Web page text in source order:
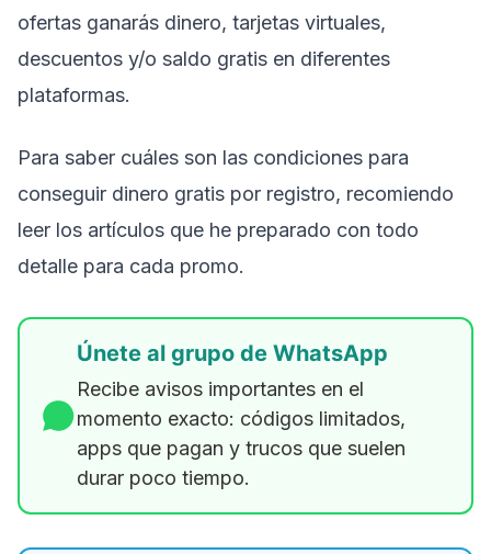
ofertas ganarás dinero, tarjetas virtuales,
descuentos y/o saldo gratis en diferentes
plataformas.
Para saber cuáles son las condiciones para
conseguir dinero gratis por registro, recomiendo
leer los artículos que he preparado con todo
detalle para cada promo.
Únete al grupo de WhatsApp
Recibe avisos importantes en el
momento exacto: códigos limitados,
apps que pagan y trucos que suelen
durar poco tiempo.